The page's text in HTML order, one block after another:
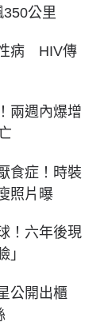
公里
病 HIV傳
兩週內爆增
食症！時裝
照片曝
！六年後現
公開出櫃